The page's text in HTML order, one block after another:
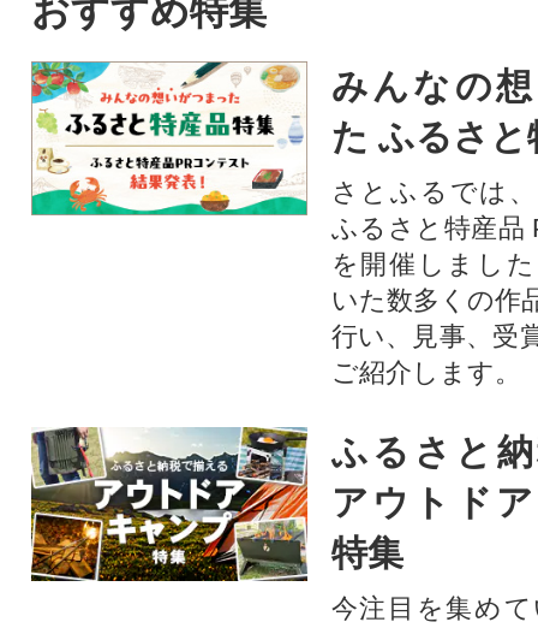
おすすめ特集
みんなの
た ふるさと
さとふるでは
ふるさと特産品
を開催しまし
いた数多くの作
行い、見事、受
ご紹介します。
ふるさと
アウトド
特集
今注目を集め